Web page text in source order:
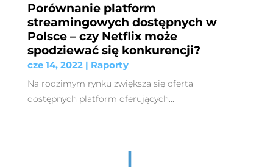
Porównanie platform
streamingowych dostępnych w
Polsce – czy Netflix może
spodziewać się konkurencji?
cze 14, 2022| Raporty
Na rodzimym rynku zwiększa się oferta
dostępnych platform oferujących...